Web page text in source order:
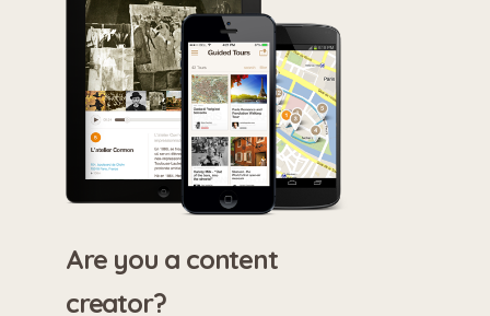
Are you a content
creator?